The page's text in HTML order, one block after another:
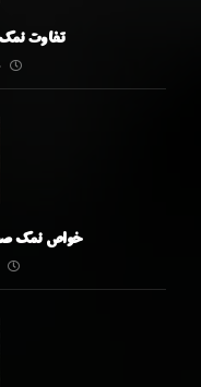
تفاوت
خواص نمک